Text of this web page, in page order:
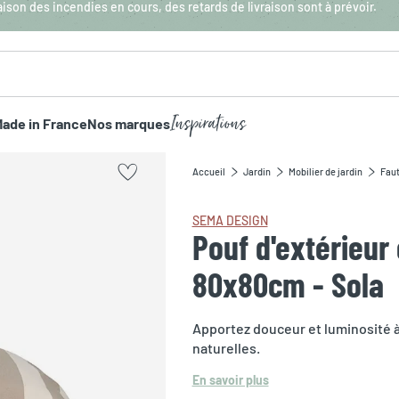
des incendies en cours, des retards de livraison sont à prévoir.
in FranceNos marquesInspirations
Accueil Jardin Mobilier de jardin
SEMA DESIGN
Pouf
80x80cm - Sola
Apportez douceur et luminosité
naturelles.
En savoir plus